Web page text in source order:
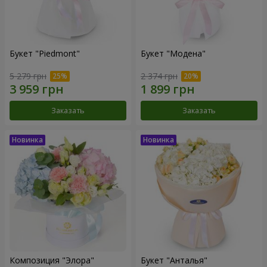
Букет "Piedmont"
5 279 грн
Заказать
Букет "Модена"
2 374 грн
Заказать
Композиция "Элора" Букет "Анталья"